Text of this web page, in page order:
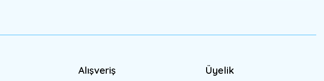
Alışveriş Üyelik